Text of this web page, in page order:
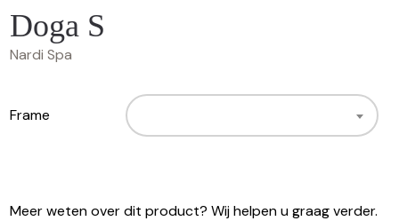
Doga S
Nardi Spa
Frame
Meer weten over dit product? Wij helpen u graag verder.